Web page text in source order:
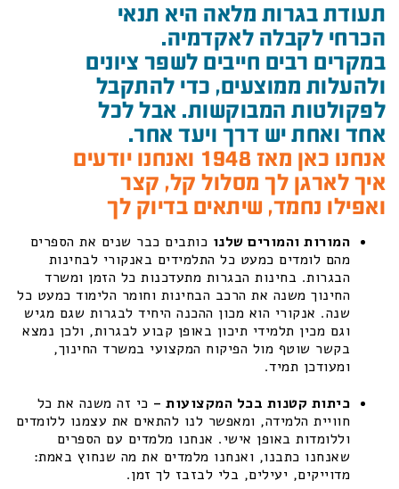
תעודת בגרות מלאה היא תנאי
הכרחי לקבלה לאקדמיה.
במקרים רבים חייבים לשפר ציונים
ולהעלות ממוצעים, כדי להתקבל
לפקולטות המבוקשות. אבל לכל
אחד ואחת יש דרך ויעד אחר.
אנחנו כאן מאז 1948 ואנחנו יודעים
איך לארגן לך מסלול קל, קצר
ואפילו נחמד, שיתאים בדיוק לך
המורות והמורים שלנו כותבים כבר שנים את הספרים
מהם לומדים כמעט כל התלמידים באנקורי לבחינות
הבגרות. בחינות הבגרות מתעדכנות כל הזמן ומשרד
החינוך משנה את הרכב הבחינות וחומר הלימוד כמעט כל
שנה. אנקורי הוא מכון ההכנה היחיד לבגרות שגם מגיש
וגם מכין תלמידי תיכון באופן קבוע לבגרות, ולכן נמצא
בקשר שוטף מול הפיקוח המקצועי במשרד החינוך,
ומעודכן תמיד.
כיתות קטנות בכל המקצועות – כי זה משנה את כל
חוויית הלמידה, ומאפשר לנו להתאים את עצמנו ללומדים
וללומדות באופן אישי. אנחנו מלמדים עם הספרים
שאנחנו כתבנו, ואנחנו מלמדים את מה שנחוץ באמת:
מדוייקים, יעילים, בלי לבזבז לך זמן.